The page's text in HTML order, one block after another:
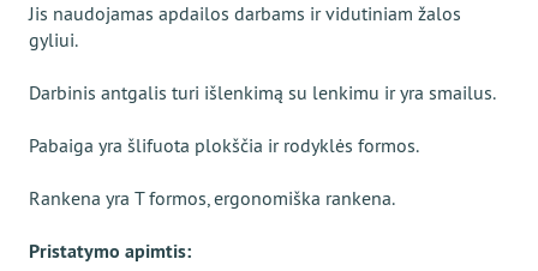
Jis naudojamas apdailos darbams ir vidutiniam žalos
gyliui.
Darbinis antgalis turi išlenkimą su lenkimu ir yra smailus.
Pabaiga yra šlifuota plokščia ir rodyklės formos.
Rankena yra T formos, ergonomiška rankena.
Pristatymo apimtis: